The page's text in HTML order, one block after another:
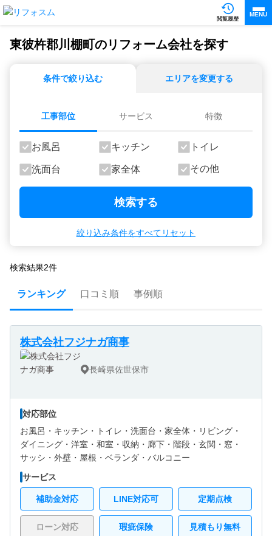
閲覧履歴
MENU
東彼杵郡川棚町のリフォーム会社を探す
条件で絞り込む エリアを変更する
工事部位 サービス 特徴
お風呂 キッチン トイレ
洗面台 家全体 その他
検索する
絞り込み条件をすべてリセット
検索結果2件
ランキング 口コミ順 事例順
株式会社フジナガ商事
長崎県佐世保市
対応部位
お風呂・ キッチン・ トイレ・ 洗面台・ 家全体・ リビング・
ダイニング・ 洋室・ 和室・ 収納・ 廊下・ 階段・ 玄関・ 窓・
サッシ・ 外壁・ 屋根・ ベランダ・バルコニー
サービス
補助金対応 LINE対応可 定期点検
ローン対応 瑕疵保険 見積もり無料